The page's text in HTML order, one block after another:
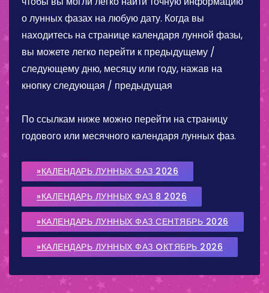
о лунных фазах на любую дату. Когда вы
находитесь на странице календаря лунной фазы,
вы можете легко перейти к предыдущему /
следующему дню, месяцу или году, нажав на
кнопку следующая / предыдущая
По ссылкам ниже можно перейти на страницу
годового или месячного календаря лунных фаз.
»КАЛЕНДАРЬ ЛУННЫХ ФАЗ 2026
»КАЛЕНДАРЬ ЛУННЫХ ФАЗ 8 2026
»КАЛЕНДАРЬ ЛУННЫХ ФАЗ СЕНТЯБРЬ 2026
»КАЛЕНДАРЬ ЛУННЫХ ФАЗ OКТЯБРЬ 2026